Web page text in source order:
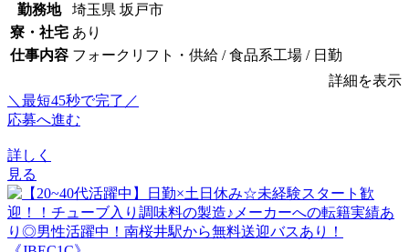
勤務地
埼玉県 坂戸市
寮・社宅 あり
仕事内容 フォークリフト・供給 / 食品系工場 / 日勤
詳細を表示
＼最短45秒で完了／
応募へ進む
詳しく
見る